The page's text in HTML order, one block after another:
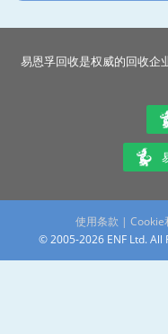
易恩孚回收是权威的回收企
使用条款 | Cookie
© 2005-2026 ENF Ltd. All